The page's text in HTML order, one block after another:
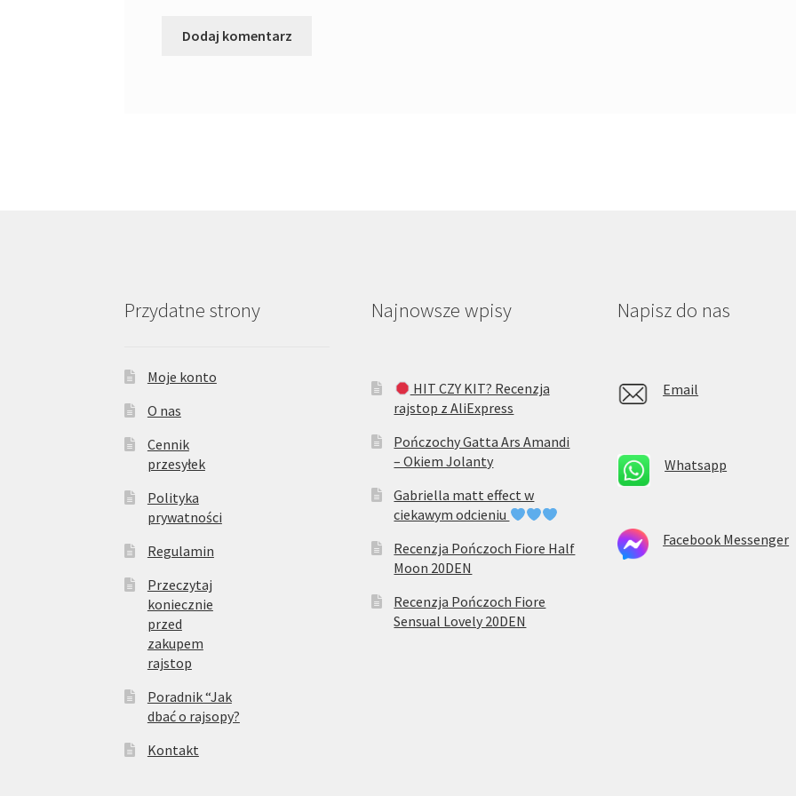
Przydatne strony
Moje konto
O nas
Cennik
przesyłek
Polityka
prywatności
Regulamin
Przeczytaj
koniecznie
przed
zakupem
rajstop
Poradnik “Jak
dbać o rajsopy?
Kontakt
Najnowsze wpisy
HIT CZY KIT? Recenzja
rajstop z AliExpress
Pończochy Gatta Ars Amandi
– Okiem Jolanty
Gabriella matt effect w
ciekawym odcieniu
Recenzja Pończoch Fiore Half
Moon 20DEN
Recenzja Pończoch Fiore
Sensual Lovely 20DEN
Napisz do nas
Email
Whatsapp
Facebook Messenger